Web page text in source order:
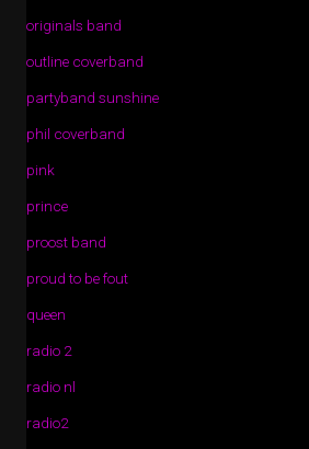
originals band
outline coverband
partyband sunshine
phil coverband
pink
prince
proost band
proud to be fout
queen
radio 2
radio nl
radio2